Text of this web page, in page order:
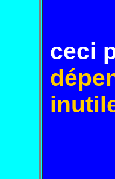
ceci